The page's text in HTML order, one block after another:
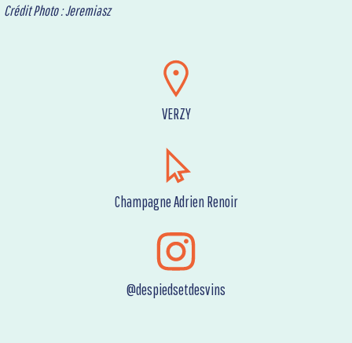
Crédit Photo : Jeremiasz
VERZY
Champagne Adrien Renoir
@despiedsetdesvins